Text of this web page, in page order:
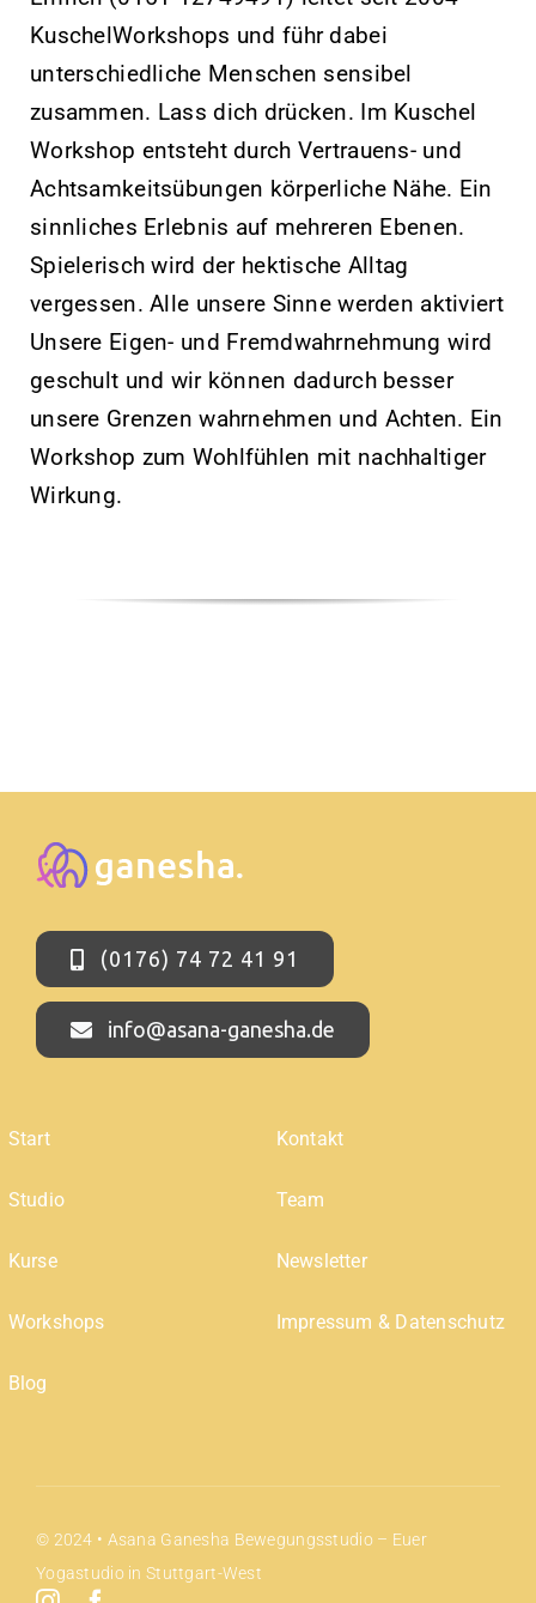
KuschelWorkshops und führ dabei
unterschiedliche Menschen sensibel
zusammen. Lass dich drücken. Im Kuschel
Workshop entsteht durch Vertrauens- und
Achtsamkeitsübungen körperliche Nähe. Ein
sinnliches Erlebnis auf mehreren Ebenen.
Spielerisch wird der hektische Alltag
vergessen. Alle unsere Sinne werden aktiviert
Unsere Eigen- und Fremdwahrnehmung wird
geschult und wir können dadurch besser
unsere Grenzen wahrnehmen und Achten. Ein
Workshop zum Wohlfühlen mit nachhaltiger
Wirkung.
(0176) 74 72 41 91
info@asana-ganesha.de
Start
Studio
Kurse
Workshops
Blog
Kontakt
Team
Newsletter
Impressum & Datenschutz
© 2024 • Asana Ganesha Bewegungsstudio – Euer
Yogastudio in Stuttgart-West